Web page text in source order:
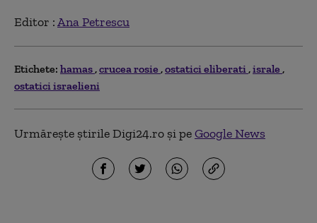
Editor :Ana Petrescu
Etichete: hamas crucea rosie ostatici eliberati israle
ostatici israelieni
Urmărește știrile Digi24.ro și peGoogle News